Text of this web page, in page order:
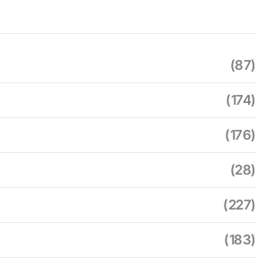
(87)
(174)
(176)
(28)
(227)
(183)